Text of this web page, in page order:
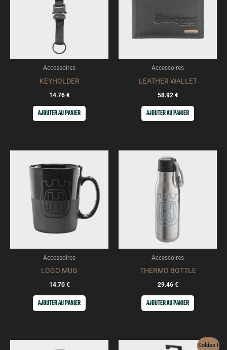
Accessoires
KEYHOLDER
14.76 €
AJOUTER AU PANIER
Accessoires
LEATHER WALLET
58.92 €
AJOUTER AU PANIER
Accessoires
LOGO MUG
14.70 €
AJOUTER AU PANIER
Accessoires
THERMO BOTTLE
29.46 €
AJOUTER AU PANIER
Soldes !
Le
Le